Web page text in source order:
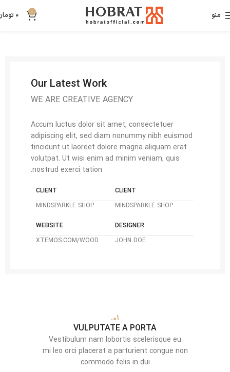
منو 0
0
Our Latest Work
WE ARE CREATIVE AGENCY
Accum luctus dolor sit amet, consectetuer
adipiscing elit, sed diam nonummy nibh euismod
tincidunt ut laoreet dolore magna aliquam erat
volutpat. Ut wisi enim ad minim veniam, quis
nostrud exerci tation.
CLIENT
MINDSPARKLE SHOP
CLIENT
MINDSPARKLE SHOP
DESIGNER
JOHN DOE
WEBSITE
XTEMOS.COM/WOOD
01.
VULPUTATE A PORTA
Vestibulum nam lobortis scelerisque eu
mi leo orci placerat a parturient congue non
commodo felis in dui